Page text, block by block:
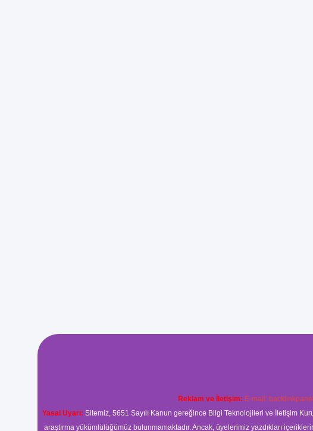
Reklam ve İletişim: E-mail:
Yasal Uyarı: Sitemiz, 5651 Sayılı Kanun gereğince Bilgi Teknolojileri ve İletişim
araştırma yükümlülüğümüz bulunmamaktadır. Ancak, üyelerimiz yazdıkları